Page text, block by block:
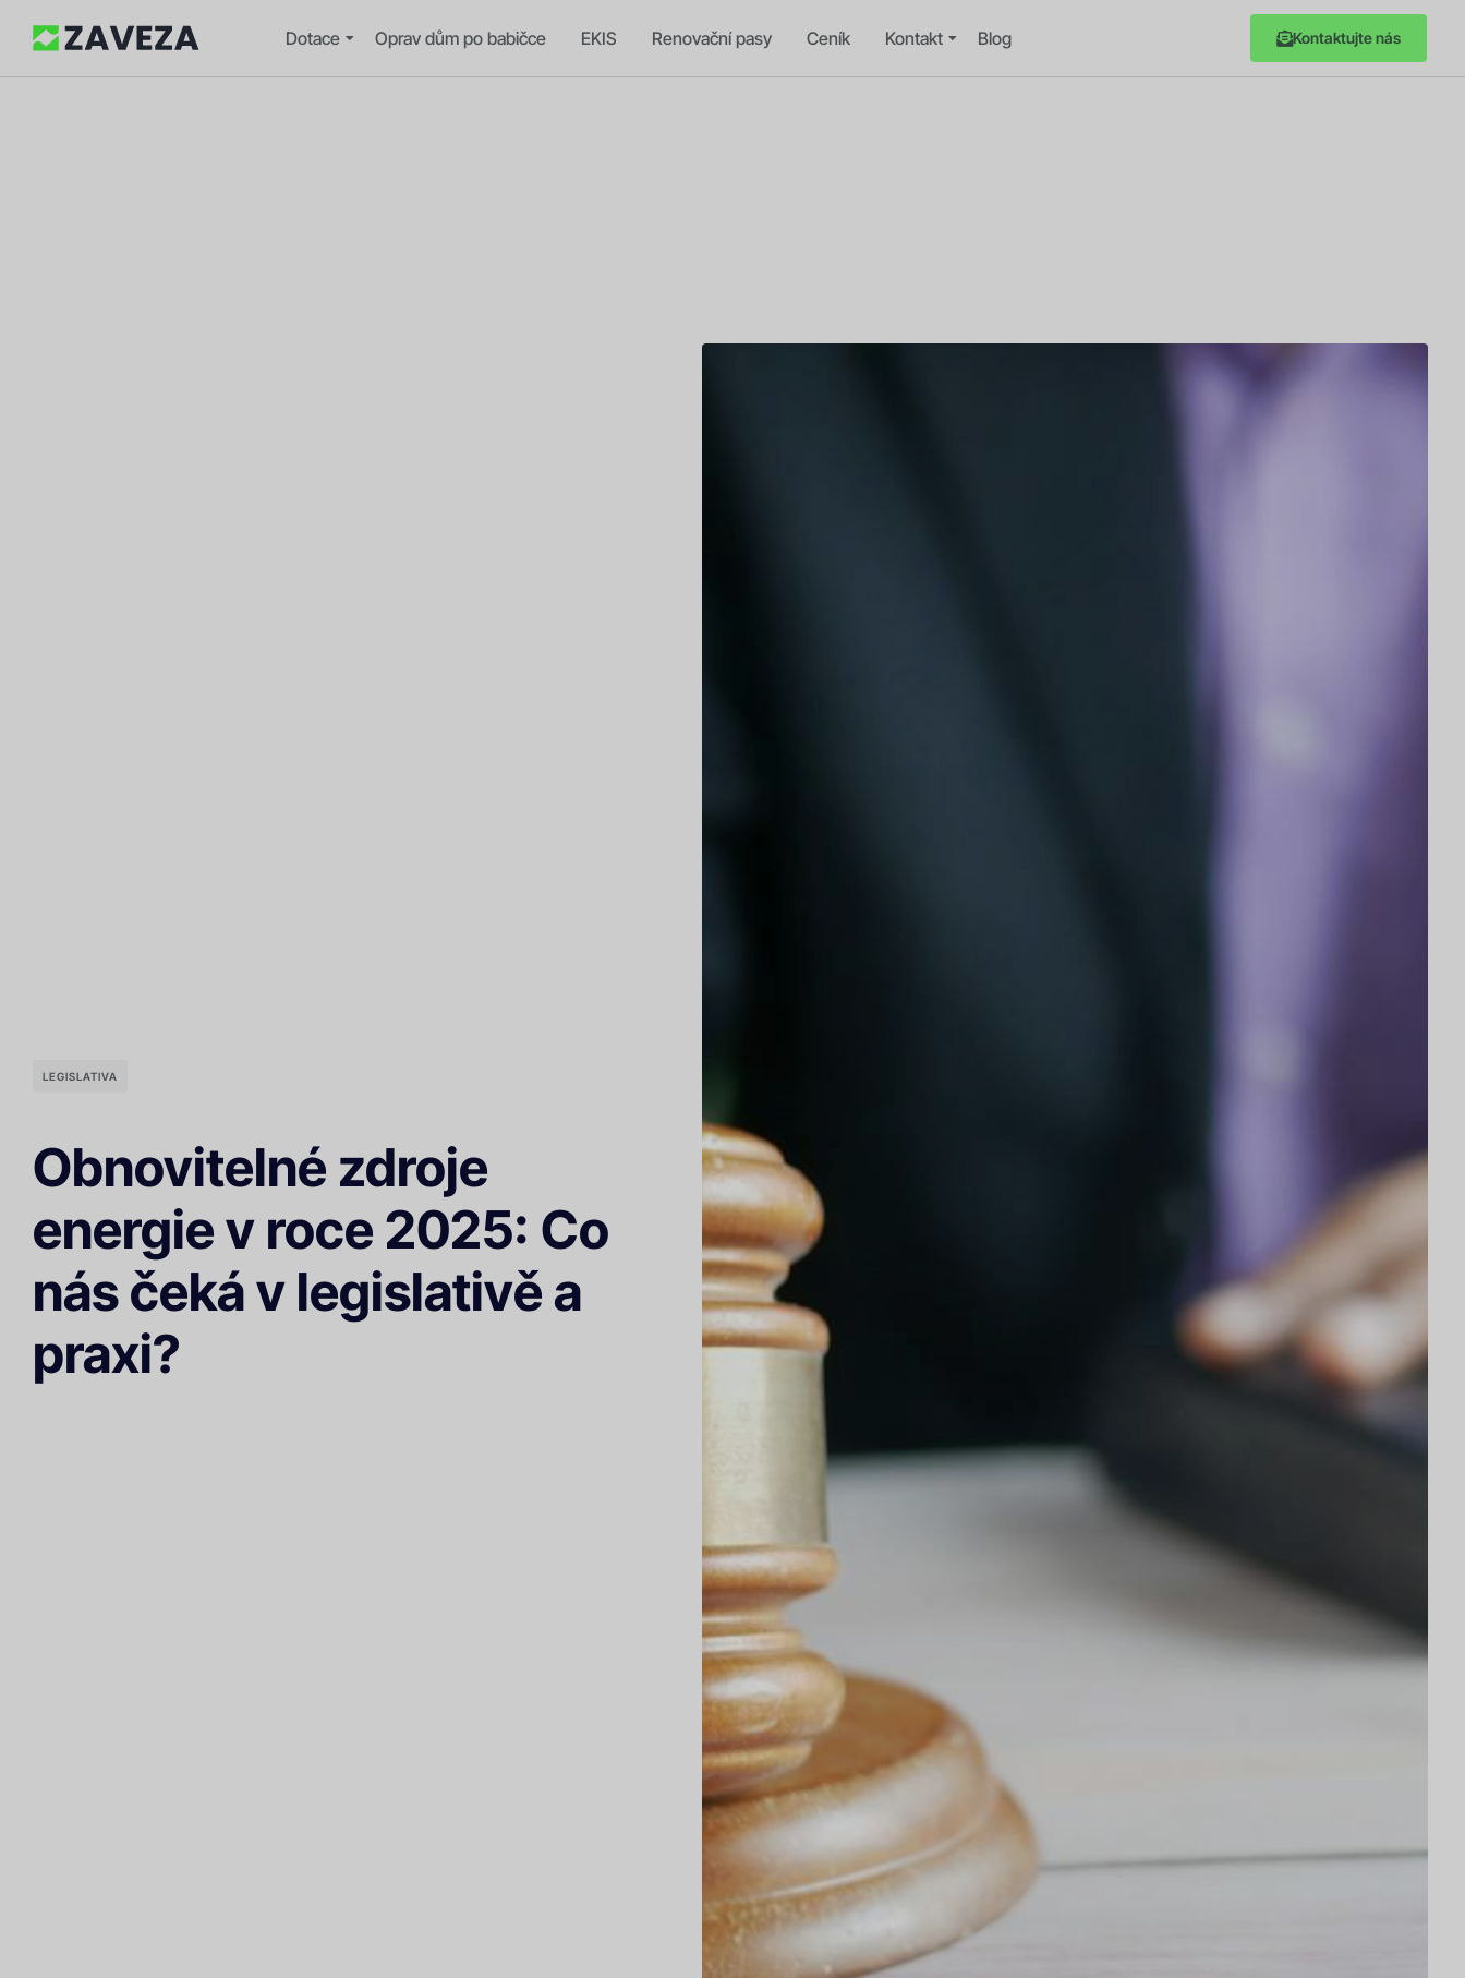
Dotace Oprav dům po babičce EKIS Renovační pasy Ceník Kontakt Blog Kontaktujte nás
LEGISLATIVA
Obnovitelné zdroje
energie v roce 2025: Co
nás čeká v legislativě a
praxi?